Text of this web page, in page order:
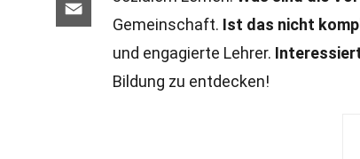
Gemeinschaft. Ist das nicht
und engagierte Lehrer.
Bildung zu entdecken!